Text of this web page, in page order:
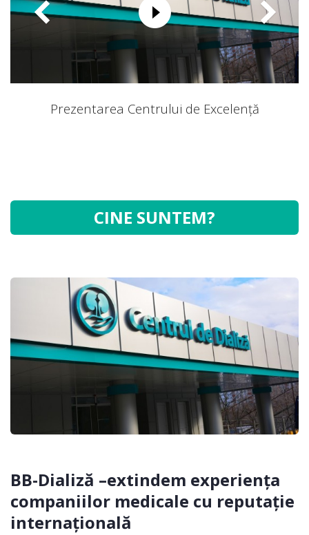
Prezentarea Centrului de Excelență
CINE SUNTEM?
BB-Dializă –extindem experiența
companiilor medicale cu reputație
internațională